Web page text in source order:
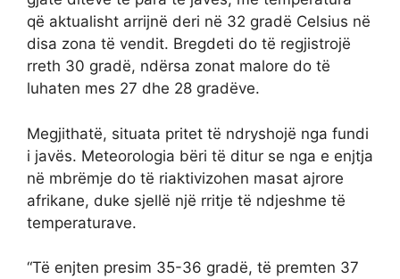
që aktualisht arrijnë deri në 32 gradë Celsius në
disa zona të vendit. Bregdeti do të regjistrojë
rreth 30 gradë, ndërsa zonat malore do të
luhaten mes 27 dhe 28 gradëve.
Megjithatë, situata pritet të ndryshojë nga fundi
i javës. Meteorologia bëri të ditur se nga e enjtja
në mbrëmje do të riaktivizohen masat ajrore
afrikane, duke sjellë një rritje të ndjeshme të
temperaturave.
“Të enjten presim 35-36 gradë, të premten 37